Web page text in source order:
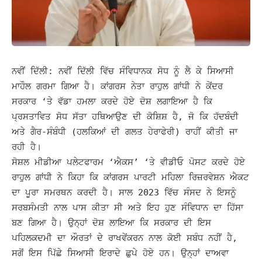
ਨਵੀਂ ਦਿੱਲੀ: ਨਵੀਂ ਦਿੱਲੀ ਵਿੱਚ ਸੰਵਿਧਾਨਕ ਸੋਧ ਨੂੰ ਲੈ ਕੇ ਸਿਆਸੀ
ਮਾਹੌਲ ਗਰਮਾ ਗਿਆ ਹੈ। ਕਾਂਗਰਸ ਨੇਤਾ ਰਾਹੁਲ ਗਾਂਧੀ ਨੇ ਕੇਂਦਰ
ਸਰਕਾਰ ‘ਤੇ ਵੱਡਾ ਹਮਲਾ ਕਰਦੇ ਹੋਏ ਦੋਸ਼ ਲਗਾਇਆ ਹੈ ਕਿ
ਪ੍ਰਸਤਾਵਿਤ ਸੋਧ ਸੱਤਾ ਹਥਿਆਉਣ ਦੀ ਕੋਸ਼ਿਸ਼ ਹੈ, ਜੋ ਕਿ ਹੱਦਬੰਦੀ
ਅਤੇ ਗੈਰ-ਸੰਬੰਧੀ (ਹਲਕਿਆਂ ਦੀ ਗਲਤ ਹੇਰਾਫੇਰੀ) ਰਾਹੀਂ ਕੀਤੀ ਜਾ
ਰਹੀ ਹੈ।
ਸੋਸ਼ਲ ਮੀਡੀਆ ਪਲੇਟਫਾਰਮ ‘ਐਕਸ’ ‘ਤੇ ਵੀਡੀਓ ਪੋਸਟ ਕਰਦੇ ਹੋਏ
ਰਾਹੁਲ ਗਾਂਧੀ ਨੇ ਕਿਹਾ ਕਿ ਕਾਂਗਰਸ ਪਾਰਟੀ ਮਹਿਲਾ ਰਿਜ਼ਰਵੇਸ਼ਨ ਐਕਟ
ਦਾ ਪੂਰਾ ਸਮਰਥਨ ਕਰਦੀ ਹੈ। ਸਾਲ 2023 ਵਿੱਚ ਸੰਸਦ ਨੇ ਇਸਨੂੰ
ਸਰਬਸੰਮਤੀ ਨਾਲ ਪਾਸ ਕੀਤਾ ਸੀ ਅਤੇ ਇਹ ਹੁਣ ਸੰਵਿਧਾਨ ਦਾ ਹਿੱਸਾ
ਬਣ ਗਿਆ ਹੈ। ਉਨ੍ਹਾਂ ਦੋਸ਼ ਲਾਇਆ ਕਿ ਸਰਕਾਰ ਦੀ ਇਸ
ਪਹਿਲਕਦਮੀ ਦਾ ਔਰਤਾਂ ਦੇ ਰਾਖਵੇਂਕਰਨ ਨਾਲ ਕੋਈ ਸਬੰਧ ਨਹੀਂ ਹੈ,
ਸਗੋਂ ਇਸ ਪਿੱਛੇ ਸਿਆਸੀ ਇਰਾਦੇ ਛੁਪੇ ਹੋਏ ਹਨ। ਉਨ੍ਹਾਂ ਦਾਅਵਾ